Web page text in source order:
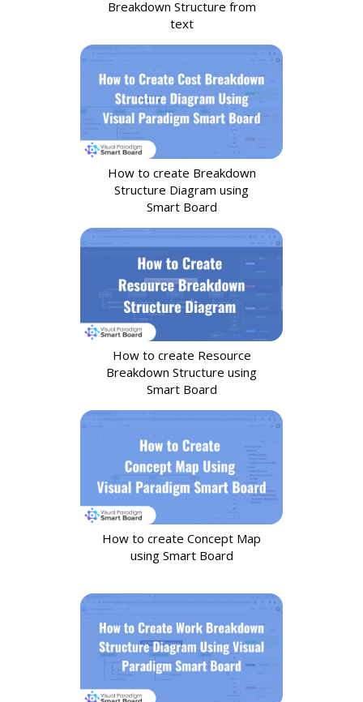
Breakdown Structure from
text
How to create Breakdown
Structure Diagram using
Smart Board
How to create Resource
Breakdown Structure using
Smart Board
How to create Concept Map
using Smart Board